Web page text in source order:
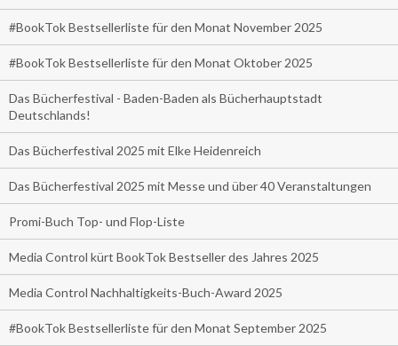
#BookTok Bestsellerliste für den Monat November 2025
#BookTok Bestsellerliste für den Monat Oktober 2025
Das Bücherfestival - Baden-Baden als Bücherhauptstadt
Deutschlands!
Das Bücherfestival 2025 mit Elke Heidenreich
Das Bücherfestival 2025 mit Messe und über 40 Veranstaltungen
Promi-Buch Top- und Flop-Liste
Media Control kürt BookTok Bestseller des Jahres 2025
Media Control Nachhaltigkeits-Buch-Award 2025
#BookTok Bestsellerliste für den Monat September 2025